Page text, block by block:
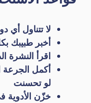
لا تتناول أي
أخبر طبيبك
اقرأ النشرة
أكمل الجرعة
لو تحسنت
خزّن الأدوية